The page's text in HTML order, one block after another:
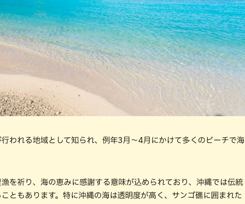
われる地域として知られ、例年3月〜4月にかけて多くのビーチで海
を祈り、海の恵みに感謝する意味が込められており、沖縄では伝統
ともあります。特に沖縄の海は透明度が高く、サンゴ礁に囲まれた